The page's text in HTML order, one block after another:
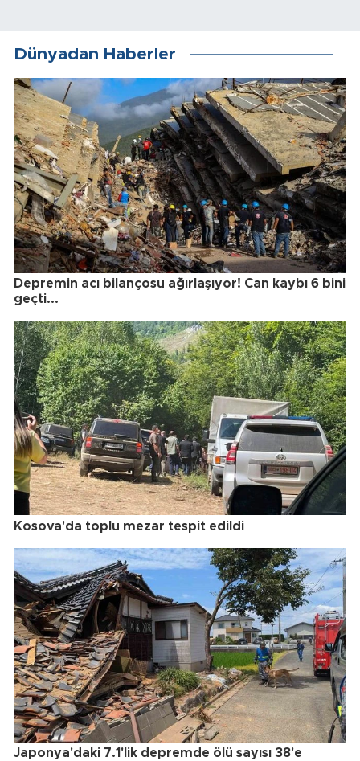
Dünyadan Haberler
Depremin acı bilançosu ağırlaşıyor! Can kaybı 6 bini
geçti...
Kosova'da toplu mezar tespit edildi
Japonya'daki 7.1'lik depremde ölü sayısı 38'e